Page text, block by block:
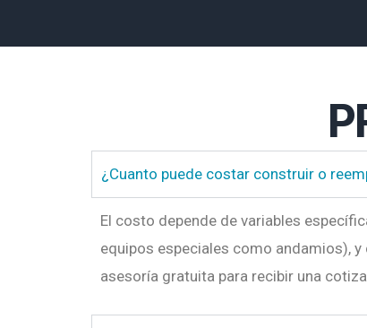
¿Cuanto puede costar construir o
El costo depende de variables
equipos especiales como andamios),
asesoría gratuita para recibir una